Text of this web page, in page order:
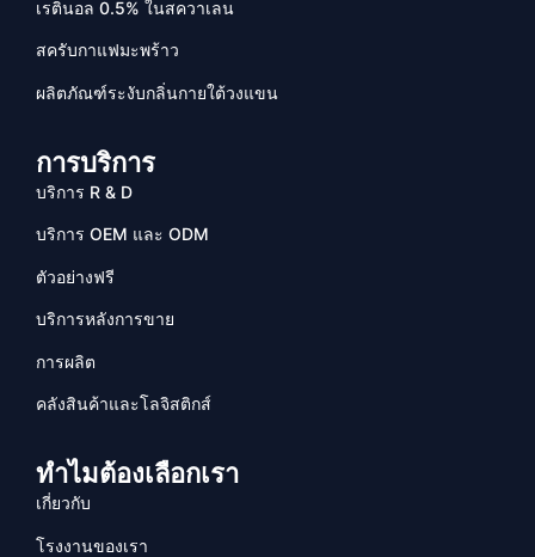
เรตินอล 0.5% ในสควาเลน
สครับกาแฟมะพร้าว
ผลิตภัณฑ์ระงับกลิ่นกายใต้วงแขน
การบริการ
บริการ R & D
บริการ OEM และ ODM
ตัวอย่างฟรี
บริการหลังการขาย
การผลิต
คลังสินค้าและโลจิสติกส์
ทำไมต้องเลือกเรา
เกี่ยวกับ
โรงงานของเรา